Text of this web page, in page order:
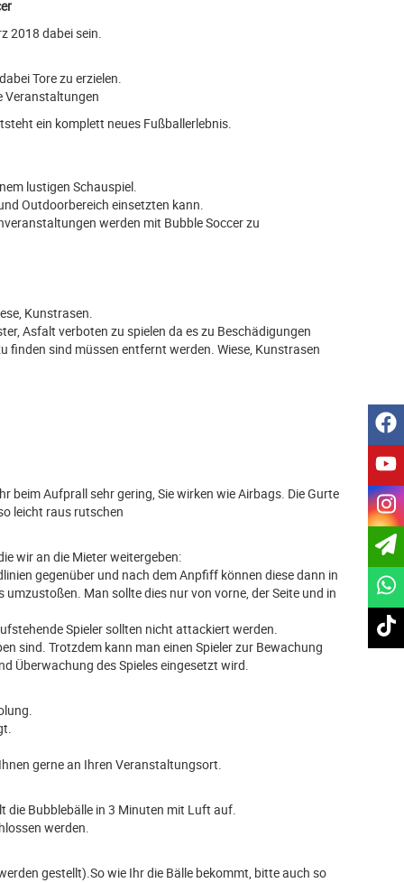
2018 dabei sein.
Tore zu erzielen.
Veranstaltungen
ein komplett neues Fußballerlebnis.
lustigen Schauspiel.
Outdoorbereich einsetzten kann.
werden mit Bubble Soccer zu
Kunstrasen.
Asfalt verboten zu spielen da es zu Beschädigungen
finden sind müssen entfernt werden. Wiese, Kunstrasen
Aufprall sehr gering, Sie wirken wie Airbags. Die Gurte
leicht raus rutschen
wir an die Mieter weitergeben:
gegenüber und nach dem Anpfiff können diese dann in
Man sollte dies nur von vorne, der Seite und in
Spieler sollten nicht attackiert werden.
sind. Trotzdem kann man einen Spieler zur Bewachung
Überwachung des Spieles eingesetzt wird.
gerne an Ihren Veranstaltungsort.
die Bubblebälle in 3 Minuten mit Luft auf.
werden.
gestellt).So wie Ihr die Bälle bekommt, bitte auch so